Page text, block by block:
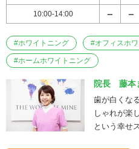
10:00-14:00
#ホワイトニング #オフィスホ
#ホームホワイトニング
院長 藤本
歯が白くな
しゃれが楽
という幸せ